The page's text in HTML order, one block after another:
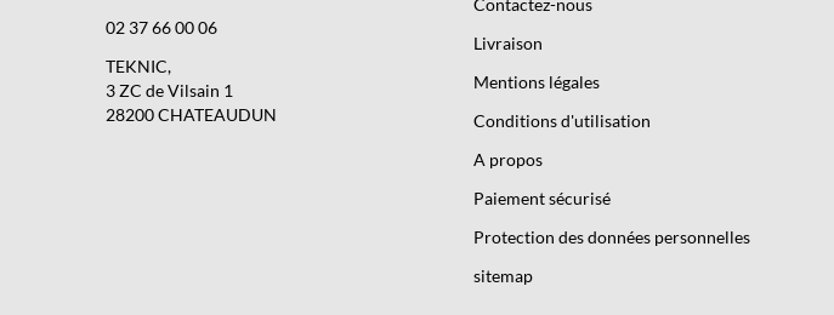
02 37 66 00 06
TEKNIC,
3 ZC de Vilsain 1
28200 CHATEAUDUN
Contactez-nous
Livraison
Mentions légales
Conditions d'utilisation
A propos
Paiement sécurisé
Protection des données personnelles
sitemap